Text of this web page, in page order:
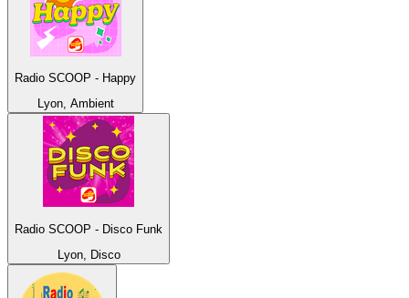
Radio SCOOP - Happy
Lyon, Ambient
Radio SCOOP - Disco Funk
Lyon, Disco